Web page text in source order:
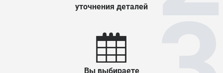
уточнения деталей
Вы выбираете